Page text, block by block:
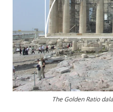
The Golden Ratio